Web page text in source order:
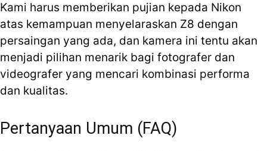
Kami harus memberikan pujian kepada Nikon
atas kemampuan menyelaraskan Z8 dengan
persaingan yang ada, dan kamera ini tentu akan
menjadi pilihan menarik bagi fotografer dan
videografer yang mencari kombinasi performa
dan kualitas.
Pertanyaan Umum (FAQ)